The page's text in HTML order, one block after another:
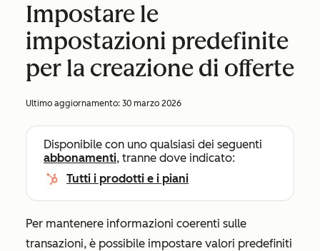
Impostare le
impostazioni predefinite
per la creazione di offerte
Ultimo aggiornamento: 30 marzo 2026
Disponibile con uno qualsiasi dei seguenti
abbonamenti, tranne dove indicato:
Tutti i prodotti e i piani
Per mantenere informazioni coerenti sulle
transazioni, è possibile impostare valori predefiniti